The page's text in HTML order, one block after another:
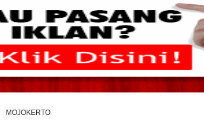
MOJOKERTO